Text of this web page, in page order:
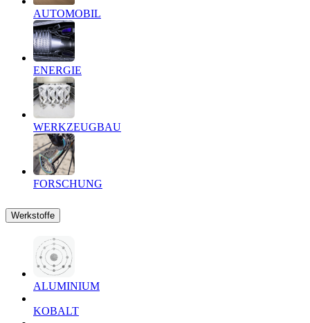
AUTOMOBIL
ENERGIE
WERKZEUGBAU
FORSCHUNG
Werkstoffe
ALUMINIUM
KOBALT